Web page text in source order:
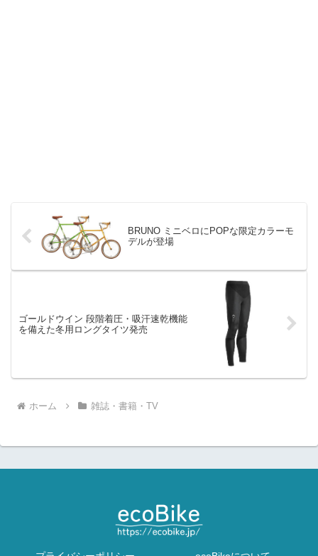
BRUNO ミニベロにPOPな限定カラーモ
デルが登場
ゴールドウイン 段階着圧・吸汗速乾機能
を備えた冬用ロングタイツ発売
ホーム 雑誌・書籍・TV